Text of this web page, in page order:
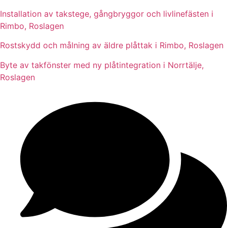
Installation av takstege, gångbryggor och livlinefästen i
Rimbo, Roslagen
Rostskydd och målning av äldre plåttak i Rimbo, Roslagen
Byte av takfönster med ny plåtintegration i Norrtälje,
Roslagen